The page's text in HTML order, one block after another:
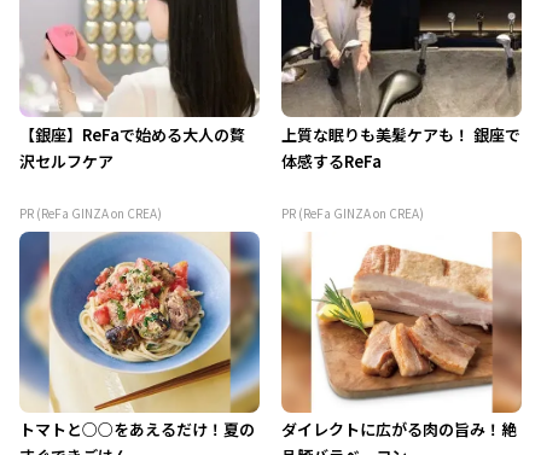
【銀座】ReFaで始める大人の贅
沢セルフケア
PR (ReFa GINZA on CREA)
上質な眠りも美髪ケアも！ 銀座で
体感するReFa
PR (ReFa GINZA on CREA)
トマトと○○をあえるだけ！夏の
ダイレクトに広がる肉の旨み！絶